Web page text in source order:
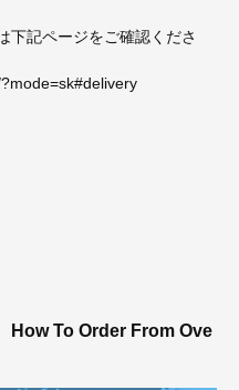
下記ページをご確認くださ
How To Order From Ove